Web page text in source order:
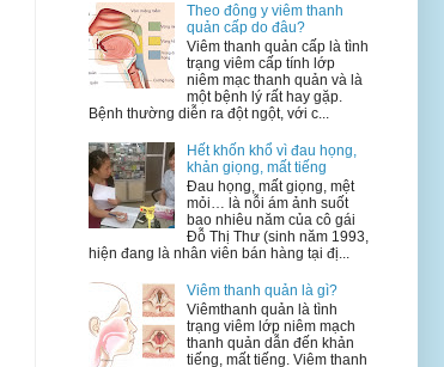
Theo đông y viêm thanh
quản cấp do đâu?
Viêm thanh quản cấp là tình
trạng viêm cấp tính lớp
niêm mạc thanh quản và là
một bệnh lý rất hay gặp.
Bệnh thường diễn ra đột ngột, với c...
Hết khốn khổ vì đau họng,
khản giọng, mất tiếng
Đau họng, mất giọng, mệt
mỏi… là nỗi ám ảnh suốt
bao nhiêu năm của cô gái
Đỗ Thị Thư (sinh năm 1993,
hiện đang là nhân viên bán hàng tại đị...
Viêm thanh quản là gì?
Viêmthanh quản là tình
trạng viêm lớp niêm mạch
thanh quản dẫn đến khản
tiếng, mất tiếng. Viêm thanh